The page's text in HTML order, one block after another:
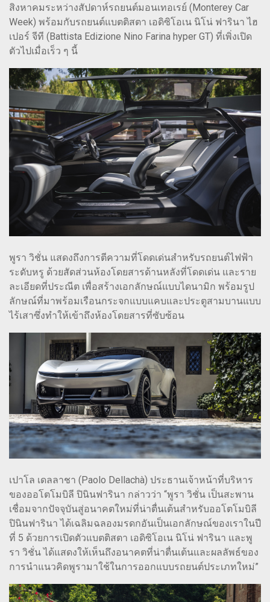
สิงหาคมระหว่างสัปดาห์รถยนต์มอนเทอเรย์ (Monterey Car
Week) พร้อมกับรถยนต์แบตติสตา เอดิซิโอเน นิโน่ ฟารินา ไฮ
เปอร์ จีที (Battista Edizione Nino Farina hyper GT) ที่เพิ่งเปิด
ตัวไปเมื่อเร็ว ๆ นี้
พูรา วิชั่น แสดงถึงการตีความที่โดดเด่นสำหรับรถยนต์ไฟฟ้า
ระดับหรู ด้วยสัดส่วนห้องโดยสารด้านหลังที่โดดเด่น และราย
ละเอียดที่ประณีต เพื่อสร้างเอกลักษณ์แบบไดนามิก พร้อมรูป
ลักษณ์ที่มาพร้อมเรือนกระจกแบบแคบและประตูสามบานแบบ
ไร้เสาซึ่งทำให้เข้าถึงห้องโดยสารที่ซับซ้อน
เปาโล เดลลาชา (Paolo Dellachà) ประธานเจ้าหน้าที่บริหาร
ของออโตโมบิลี ปินินฟารินา กล่าวว่า “พูรา วิชั่น เป็นสะพาน
เชื่อมจากปัจจุบันสู่อนาคตใหม่ที่น่าตื่นเต้นสำหรับออโตโมบิลี
ปินินฟารินา ได้เฉลิมฉลองมรดกอันเป็นเอกลักษณ์ของเราในปี
ที่ 5 ด้วยการเปิดตัวแบตติสตา เอดิซิโอเน นิโน่ ฟารินา และพู
รา วิชั่น ได้แสดงให้เห็นถึงอนาคตที่น่าตื่นเต้นและผลลัพธ์ของ
การนำแนวคิดพูรามาใช้ในการออกแบบรถยนต์ประเภทใหม่”